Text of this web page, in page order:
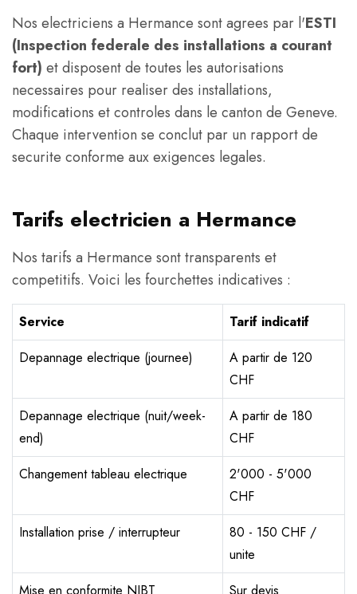
Nos electriciens a Hermance sont agrees par l'ESTI
(Inspection federale des installations a courant
fort) et disposent de toutes les autorisations
necessaires pour realiser des installations,
modifications et controles dans le canton de Geneve.
Chaque intervention se conclut par un rapport de
securite conforme aux exigences legales.
Tarifs electricien a Hermance
Nos tarifs a Hermance sont transparents et
competitifs. Voici les fourchettes indicatives :
Service
Tarif indicatif
Depannage electrique (journee)
A partir de 120
CHF
Depannage electrique (nuit/week-
end)
A partir de 180
CHF
Changement tableau electrique
2'000 - 5'000
CHF
Installation prise / interrupteur
80 - 150 CHF /
unite